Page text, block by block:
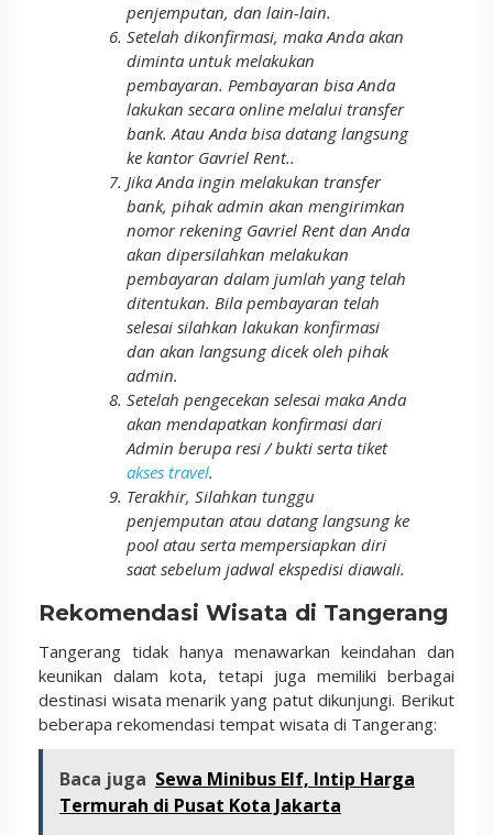
penjemputan, dan lain-lain.
Setelah dikonfirmasi, maka Anda akan
diminta untuk melakukan
pembayaran. Pembayaran bisa Anda
lakukan secara online melalui transfer
bank. Atau Anda bisa datang langsung
ke kantor Gavriel Rent..
Jika Anda ingin melakukan transfer
bank, pihak admin akan mengirimkan
nomor rekening Gavriel Rent dan Anda
akan dipersilahkan melakukan
pembayaran dalam jumlah yang telah
ditentukan. Bila pembayaran telah
selesai silahkan lakukan konfirmasi
dan akan langsung dicek oleh pihak
admin.
Setelah pengecekan selesai maka Anda
akan mendapatkan konfirmasi dari
Admin berupa resi / bukti serta tiket
akses travel.
Terakhir, Silahkan tunggu
penjemputan atau datang langsung ke
pool atau serta mempersiapkan diri
saat sebelum jadwal ekspedisi diawali.
Rekomendasi Wisata di Tangerang
Tangerang tidak hanya menawarkan keindahan dan
keunikan dalam kota, tetapi juga memiliki berbagai
destinasi wisata menarik yang patut dikunjungi. Berikut
beberapa rekomendasi tempat wisata di Tangerang:
Baca juga Sewa Minibus Elf, Intip Harga
Termurah di Pusat Kota Jakarta